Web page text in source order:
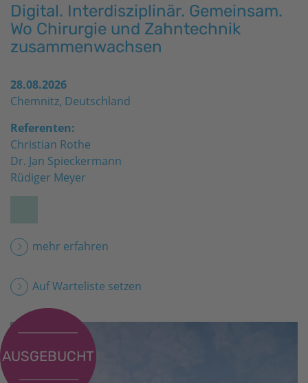
Digital. Interdisziplinär. Gemeinsam.
Wo Chirurgie und Zahntechnik
zusammenwachsen
28.08.2026
Chemnitz, Deutschland
Referenten:
Christian Rothe
Dr. Jan Spieckermann
Rüdiger Meyer
mehr erfahren
Auf Warteliste setzen
AUSGEBUCHT